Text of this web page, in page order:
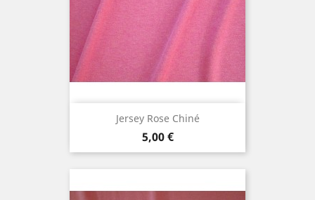
Jersey Rose Chiné
Prix
5,00 €